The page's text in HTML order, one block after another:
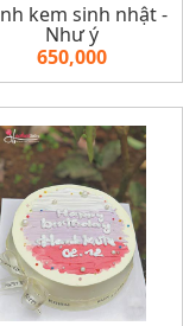
kem sinh nhật -
Như ý
650,000